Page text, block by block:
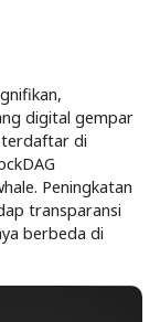
digital gempar
terdaftar di
Peningkatan
transparansi
berbeda di